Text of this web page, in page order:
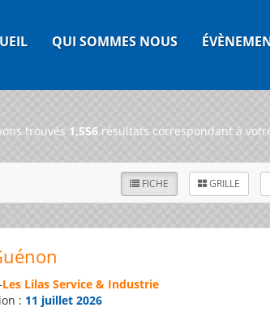
QUI SOMMES NOUS
trouvés 1,556 résultats correspondant à
FICHE GRILLE
Les Lilas Service & Industrie
: 11 juillet 2026